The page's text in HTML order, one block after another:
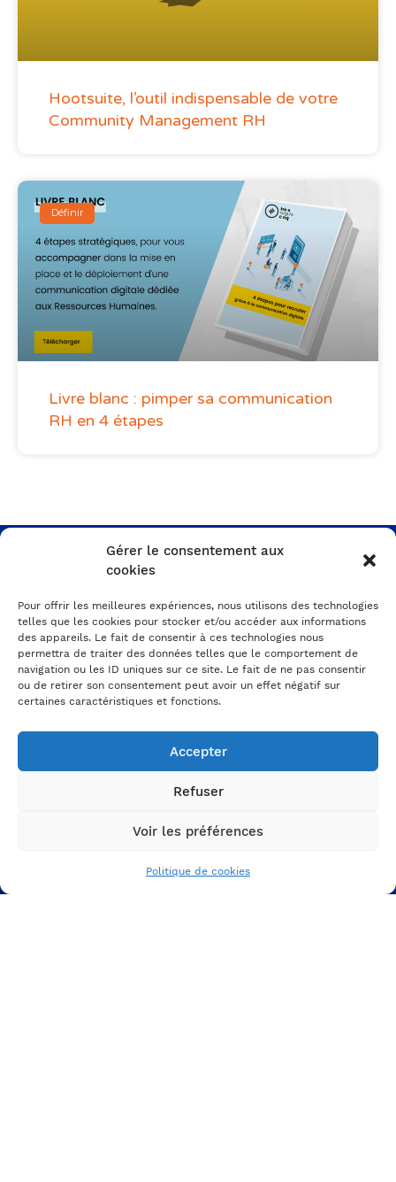
Gérer le consentement aux
cookies
Pour offrir les meilleures expériences, nous utilisons des technologies
telles que les cookies pour stocker et/ou accéder aux informations
des appareils. Le fait de consentir à ces technologies nous
permettra de traiter des données telles que le comportement de
navigation ou les ID uniques sur ce site. Le fait de ne pas consentir
ou de retirer son consentement peut avoir un effet négatif sur
certaines caractéristiques et fonctions.
Accepter
Refuser
Voir les préférences
Politique de cookies
Hootsuite, l’outil indispensable de votre
Community Management RH
Définir
Livre blanc : pimper sa communication
RH en 4 étapes
On en parle ?
Prenez RDV avec un expert
A PROPOS